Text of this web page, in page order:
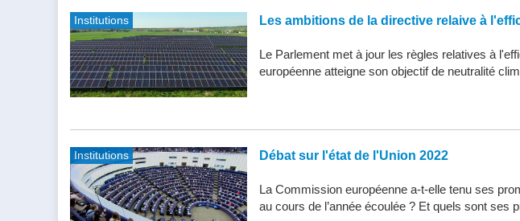
Institutions Les ambitions de la directive relaive à
Le Parlement met à jour les règles relatives à
européenne atteigne son objectif de neutralité
Institutions Débat sur l'état de l'Union 2022
La Commission européenne a-t-elle tenu ses
au cours de l’année écoulée ? Et quels sont ses